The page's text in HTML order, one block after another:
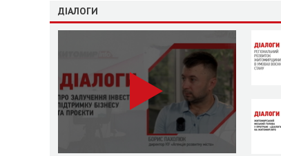
ДІАЛОГИ